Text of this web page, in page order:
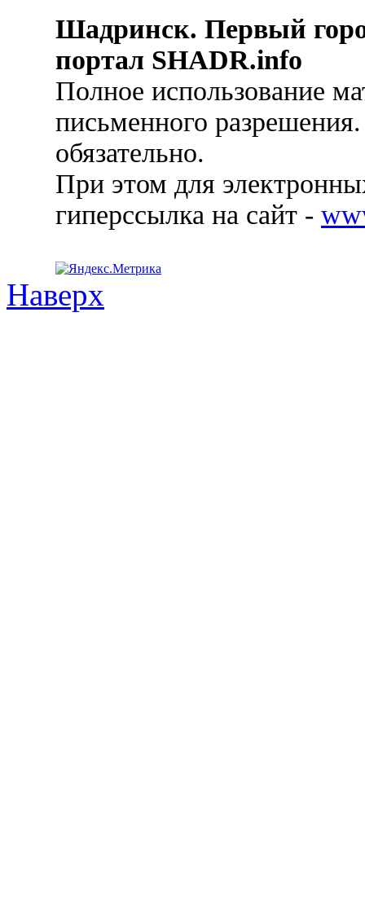
Шадринск. Первый
портал SHADR.info
Полное использование
письменного
обязательно.
При этом для
гиперссылка на сайт -
Наверх